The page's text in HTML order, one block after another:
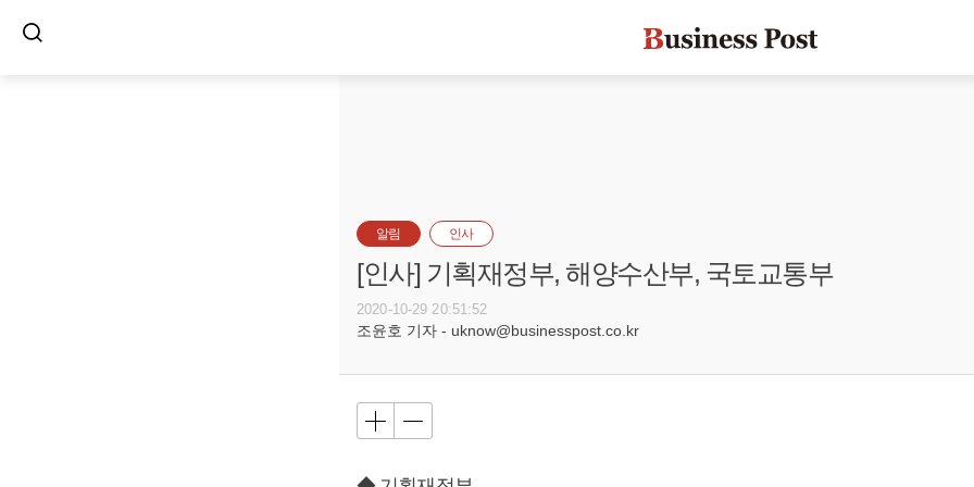
알림 인사
[인사] 기획재정부, 해양수산부, 국토교통부
2020-10-29 20:51:52
조윤호 기자 - uknow@businesspost.co.kr